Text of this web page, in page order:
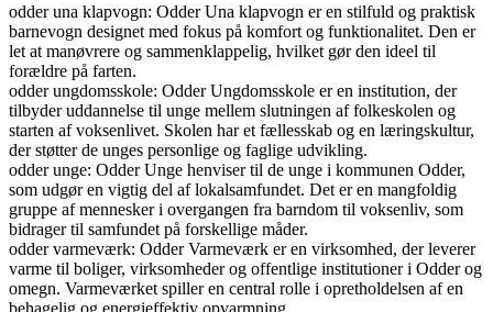
odder una klapvogn: Odder Una klapvogn er en stilfuld og praktisk
barnevogn designet med fokus på komfort og funktionalitet. Den er
let at manøvrere og sammenklappelig, hvilket gør den ideel til
forældre på farten.
odder ungdomsskole: Odder Ungdomsskole er en institution, der
tilbyder uddannelse til unge mellem slutningen af folkeskolen og
starten af voksenlivet. Skolen har et fællesskab og en læringskultur,
der støtter de unges personlige og faglige udvikling.
odder unge: Odder Unge henviser til de unge i kommunen Odder,
som udgør en vigtig del af lokalsamfundet. Det er en mangfoldig
gruppe af mennesker i overgangen fra barndom til voksenliv, som
bidrager til samfundet på forskellige måder.
odder varmeværk: Odder Varmeværk er en virksomhed, der leverer
varme til boliger, virksomheder og offentlige institutioner i Odder og
omegn. Varmeværket spiller en central rolle i opretholdelsen af en
behagelig og energieffektiv opvarmning.